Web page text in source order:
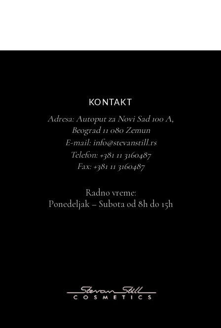
KONTAKT
Adresa:Autoput za Novi Sad 100 A,
Beograd 11 080 Zemun
E-mail: info@stevanstill.rs
Telefon: +381 11 3160487
Fax: +381 11 3160487
Radno vreme:
Ponedeljak – Subota od 8h do 15h